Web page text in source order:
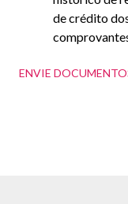
de crédito
ENVIE